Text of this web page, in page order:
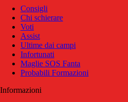
Consigli
Chi schierare
Voti
Assist
Ultime dai campi
Infortunati
Maglie SOS Fanta
Probabili Formazioni
Informazioni